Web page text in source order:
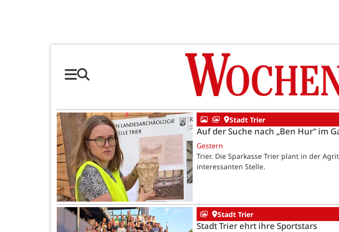
Stadt Trier
Auf der Suche nach „Ben Hur“ im
Gestern
Trier. Die Sparkasse Trier plant in der
interessanten Stelle.
Stadt Trier
Stadt Trier ehrt ihre Sportstars